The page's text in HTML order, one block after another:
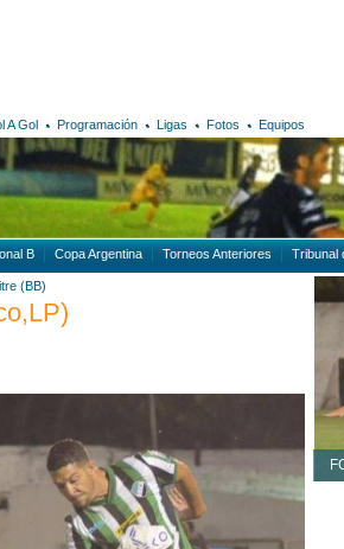
A Gol Programación Ligas Fotos Equipos
B Copa Argentina Torneos Anteriores Tribunal
(BB)